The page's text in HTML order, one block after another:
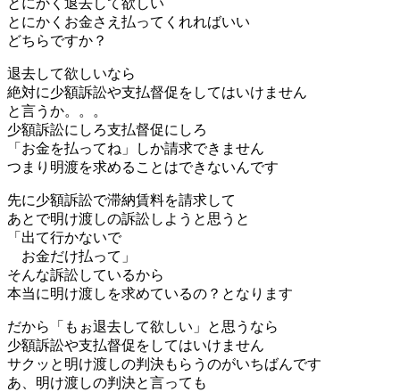
とにかくお金さえ払ってくれればいい
どちらですか？
退去して欲しいなら
絶対に少額訴訟や支払督促をしてはいけません
と言うか。。。
少額訴訟にしろ支払督促にしろ
「お金を払ってね」しか請求できません
つまり明渡を求めることはできないんです
先に少額訴訟で滞納賃料を請求して
あとで明け渡しの訴訟しようと思うと
「出て行かないで
お金だけ払って」
そんな訴訟しているから
本当に明け渡しを求めているの？となります
だから「もぉ退去して欲しい」と思うなら
少額訴訟や支払督促をしてはいけません
サクッと明け渡しの判決もらうのがいちばんです
あ、明け渡しの判決と言っても